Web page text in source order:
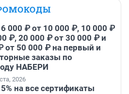
000 ₽ от 10 000 ₽, 10 000 ₽
₽, 20 000 ₽ от 30 000 ₽ и
от 50 000 ₽ на первый и
заказы по
НАБЕРИ
2026
на все сертификаты